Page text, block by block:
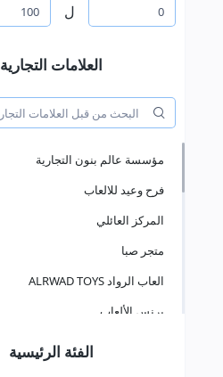
ل
العلامات التجارية
مؤسسة عالم بنون التجارية
فرح وعيد للالعاب
المركز العائلي
متجر صبا
العاب الرواد ALRWAD TOYS
برنس الألعاب
مؤسسة سعد عبدالعزيز الخرعان
الفئة الرئيسية